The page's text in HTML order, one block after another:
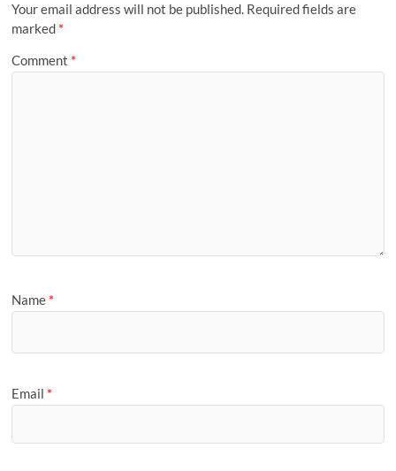
Your email address will not be published. Required fields are
marked *
Comment *
Name *
Email *